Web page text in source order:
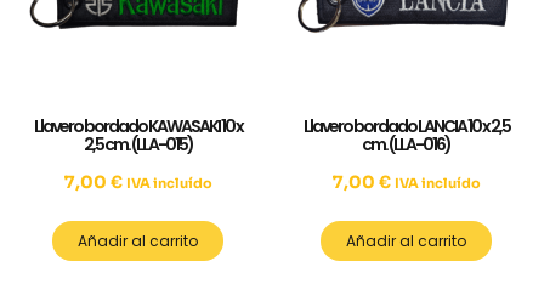
Llavero bordado KAWASAKI 10 x
2,5 cm. (LLA-015)
7,00 € IVA incluído
Añadir al carrito
Llavero bordado LANCIA 10 x 2,5
cm. (LLA-016)
7,00 € IVA incluído
Añadir al carrito